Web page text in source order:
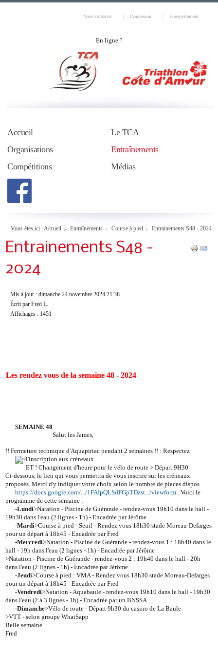
Nous contacter Connexion Enregistrement
En ligne ?
Accueil
Le TCA
Organisations
Entraînements
Compétitions
Médias
Vous êtes ici :Accueil Entraînements Course à pied Entrainements S48 - 2024
Entrainements S48 -
2024
Mis à jour : dimanche 24 novembre 2024 21:38
Écrit par Fred L.
Affichages : 1451
Les rendez vous de la semaine 48 - 2024
SEMAINE 48
Salut les James,
!! Fermeture technique d'Aquapiriac pendant 2 semaines !! : Respectez
l'inscription aux créneaux
ET ! Changement d'heure pour le vélo de route > Départ 9H30
Ci-dessous, le lien qui vous permettra de vous inscrire sur les créneaux
proposés. Merci d'y indiquer votre choix selon le nombre de places dispos
https://docs.google.com/.../1FAIpQLSdFGpTDzst.../viewform...Voici le
programme de cette semaine :
-Lundi>Natation - Piscine de Guérande - rendez-vous 19h10 dans le hall -
19h30 dans l'eau (2 lignes - 1h) - Encadrée par Jérôme
-Mardi>Course à pied - Seuil - Rendez vous 18h30 stade Moreau-Defarges
pour un départ à 18h45 - Encadrée par Fred
-Mercredi>Natation - Piscine de Guérande - rendez-vous 1 : 18h40 dans le
hall - 19h dans l'eau (2 lignes - 1h) - Encadrée par Jérôme
>Natation - Piscine de Guérande - rendez-vous 2 : 19h40 dans le hall - 20h
dans l'eau (2 lignes - 1h) - Encadrée par Jérôme
-Jeudi>Course à pied : VMA - Rendez vous 18h30 stade Moreau-Defarges
pour un départ à 18h45 - Encadrée par Fred
-Vendredi>Natation - Aquabaule - rendez-vous 19h10 dans le hall - 19h30
dans l'eau (2 à 3 lignes - 1h) - Encadrée par un BNSSA
-Dimanche>Vélo de route - Départ 9h30 du casino de La Baule
>VTT - selon groupe WhatSapp
Belle semaine
Fred